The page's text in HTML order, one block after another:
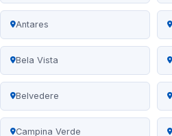
Antares
Bela Vista
Belvedere
Campina Verde